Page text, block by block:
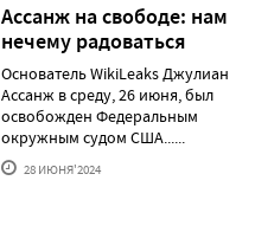
Ассанж на свободе: нам
нечему радоваться
Основатель WikiLeaks Джулиан
Ассанж в среду, 26 июня, был
освобожден Федеральным
окружным судом США......
28 ИЮНЯ'2024